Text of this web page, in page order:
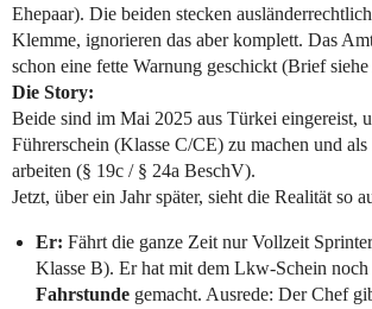
Ehepaar). Die beiden stecken
Klemme, ignorieren das aber komplett. Das
schon eine fette Warnung geschickt (Brief
Die Story:
Beide sind im Mai 2025 aus Türkei eingereist,
Führerschein (Klasse C/CE) zu machen und
arbeiten (§ 19c / § 24a BeschV).
Jetzt, über ein Jahr später, sieht die Realität so
Er: Fährt die ganze Zeit nur Vollzeit
Klasse B). Er hat mit dem Lkw-Schein noch
Fahrstunde gemacht. Ausrede: Der Chef